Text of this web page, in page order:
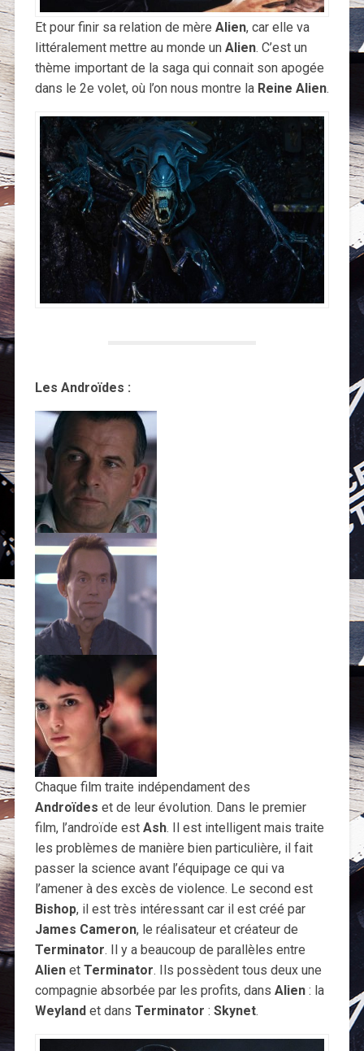
Et pour finir sa relation de mère Alien, car elle va
littéralement mettre au monde un Alien. C’est un
thème important de la saga qui connait son apogée
dans le 2e volet, où l’on nous montre la Reine Alien.
Les Androïdes :
Chaque film traite indépendament des
Androïdes et de leur évolution. Dans le premier
film, l’androïde est Ash. Il est intelligent mais traite
les problèmes de manière bien particulière, il fait
passer la science avant l’équipage ce qui va
l’amener à des excès de violence. Le second est
Bishop, il est très intéressant car il est créé par
James Cameron, le réalisateur et créateur de
Terminator. Il y a beaucoup de parallèles entre
Alien et Terminator. Ils possèdent tous deux une
compagnie absorbée par les profits, dans Alien: la
Weyland et dans Terminator : Skynet.